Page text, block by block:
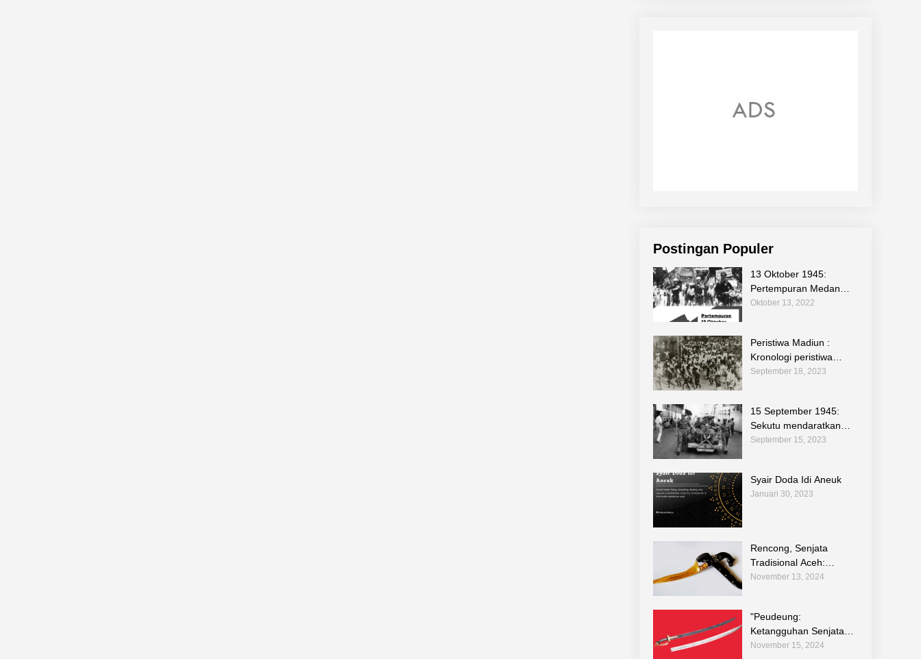
Postingan Populer
13 Oktober 1945:
Pertempuran Medan
Area Sebagi Bagian
Oktober 13, 2022
Peristiwa Madiun :
Kronologi peristiwa
sejarah pemberontan di
September 18, 2023
15 September 1945:
Sekutu mendaratkan
pasukannya di Jakarta
September 15, 2023
Syair Doda Idi Aneuk
Januari 30, 2023
Rencong, Senjata
Tradisional Aceh:
Warisan Budaya dalam
November 13, 2024
"Peudeung:
Ketangguhan Senjata
Tradisional Aceh dalam
November 15, 2024